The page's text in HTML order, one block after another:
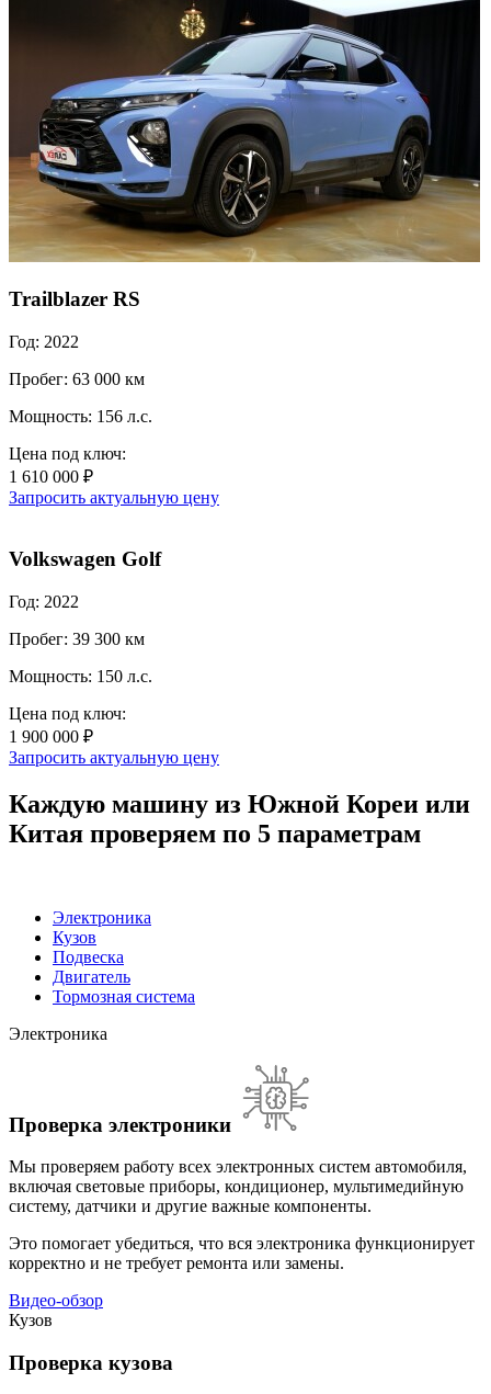
Trailblazer RS
Год: 2022
Пробег: 63 000 км
Мощность: 156 л.с.
Цена под ключ:
1 610 000 ₽
Запросить актуальную цену
Volkswagen Golf
Год: 2022
Пробег: 39 300 км
Мощность: 150 л.с.
Цена под ключ:
1 900 000 ₽
Запросить актуальную цену
Каждую машину из Южной Кореи или
Китая проверяем по 5 параметрам
Электроника
Кузов
Подвеска
Двигатель
Тормозная система
Электроника
Проверка электроники
Мы проверяем работу всех электронных систем автомобиля,
включая световые приборы, кондиционер, мультимедийную
систему, датчики и другие важные компоненты.
Это помогает убедиться, что вся электроника функционирует
корректно и не требует ремонта или замены.
Видео-обзор
Кузов
Проверка кузова